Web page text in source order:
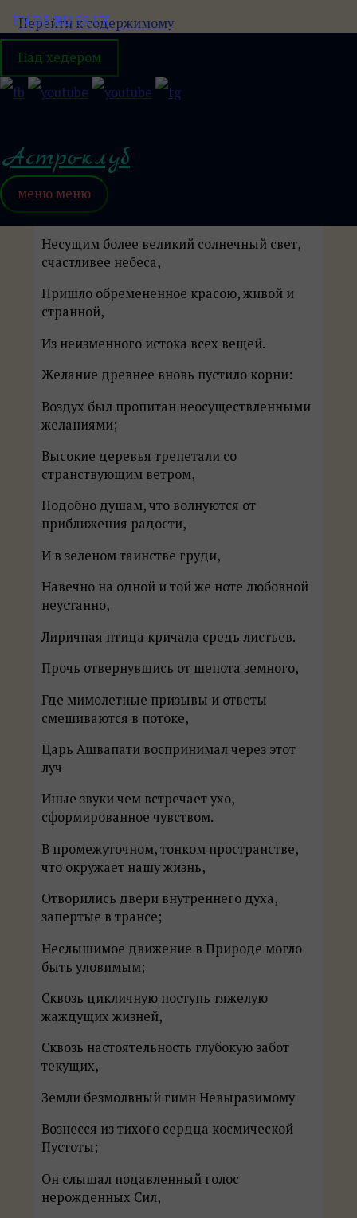
Перейти к содержимому
Над хедером
Астро-клуб
меню меню
Книга 4. Песнь 3. Призыв
к поиску
Утро, что казалось ликом нового творения,
Несущим более великий солнечный свет,
счастливее небеса,
Пришло обремененное красою, живой и
странной,
Из неизменного истока всех вещей.
Желание древнее вновь пустило корни:
Воздух был пропитан неосуществленными
желаниями;
Высокие деревья трепетали со
странствующим ветром,
Подобно душам, что волнуются от
приближения радости,
И в зеленом таинстве груди,
Навечно на одной и той же ноте любовной
неустанно,
Лиричная птица кричала средь листьев.
Прочь отвернувшись от шепота земного,
Где мимолетные призывы и ответы
смешиваются в потоке,
Царь Ашвапати воспринимал через этот
луч
Иные звуки чем встречает ухо,
сформированное чувством.
В промежуточном, тонком пространстве,
что окружает нашу жизнь,
Отворились двери внутреннего духа,
запертые в трансе;
Неслышимое движение в Природе могло
быть уловимым;
Сквозь цикличную поступь тяжелую
жаждущих жизней,
Сквозь настоятельность глубокую забот
текущих,
Земли безмолвный гимн Невыразимому
Вознесся из тихого сердца космической
Пустоты;
Он слышал подавленный голос
нерожденных Сил,
ENDE RUESUK